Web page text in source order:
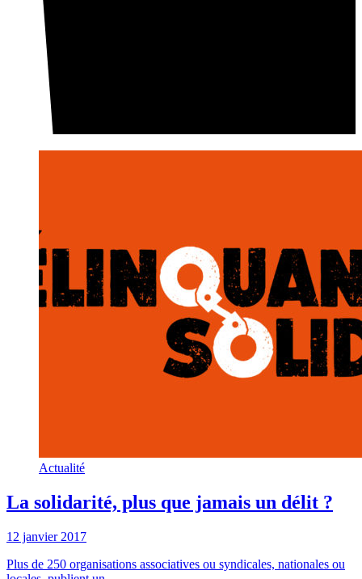
Actualité
La solidarité, plus que jamais un délit ?
12 janvier 2017
Plus de 250 organisations associatives ou syndicales, nationales ou